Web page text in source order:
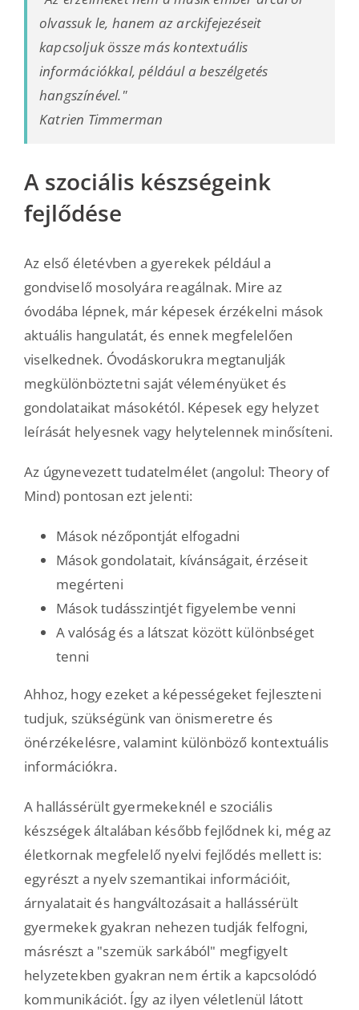
olvassuk le, hanem az arckifejezéseit
kapcsoljuk össze más kontextuális
információkkal, például a beszélgetés
hangszínével."
Katrien Timmerman
A szociális készségeink
fejlődése
Az első életévben a gyerekek például a
gondviselő mosolyára reagálnak. Mire az
óvodába lépnek, már képesek érzékelni mások
aktuális hangulatát, és ennek megfelelően
viselkednek. Óvodáskorukra megtanulják
megkülönböztetni saját véleményüket és
gondolataikat másokétól. Képesek egy helyzet
leírását helyesnek vagy helytelennek minősíteni.
Az úgynevezett tudatelmélet (angolul: Theory of
Mind) pontosan ezt jelenti:
Mások nézőpontját elfogadni
Mások gondolatait, kívánságait, érzéseit
megérteni
Mások tudásszintjét figyelembe venni
A valóság és a látszat között különbséget
tenni
Ahhoz, hogy ezeket a képességeket fejleszteni
tudjuk, szükségünk van önismeretre és
önérzékelésre, valamint különböző kontextuális
információkra.
A hallássérült gyermekeknél e szociális
készségek általában később fejlődnek ki, még az
életkornak megfelelő nyelvi fejlődés mellett is:
egyrészt a nyelv szemantikai információit,
árnyalatait és hangváltozásait a hallássérült
gyermekek gyakran nehezen tudják felfogni,
másrészt a "szemük sarkából" megfigyelt
helyzetekben gyakran nem értik a kapcsolódó
kommunikációt. Így az ilyen véletlenül látott